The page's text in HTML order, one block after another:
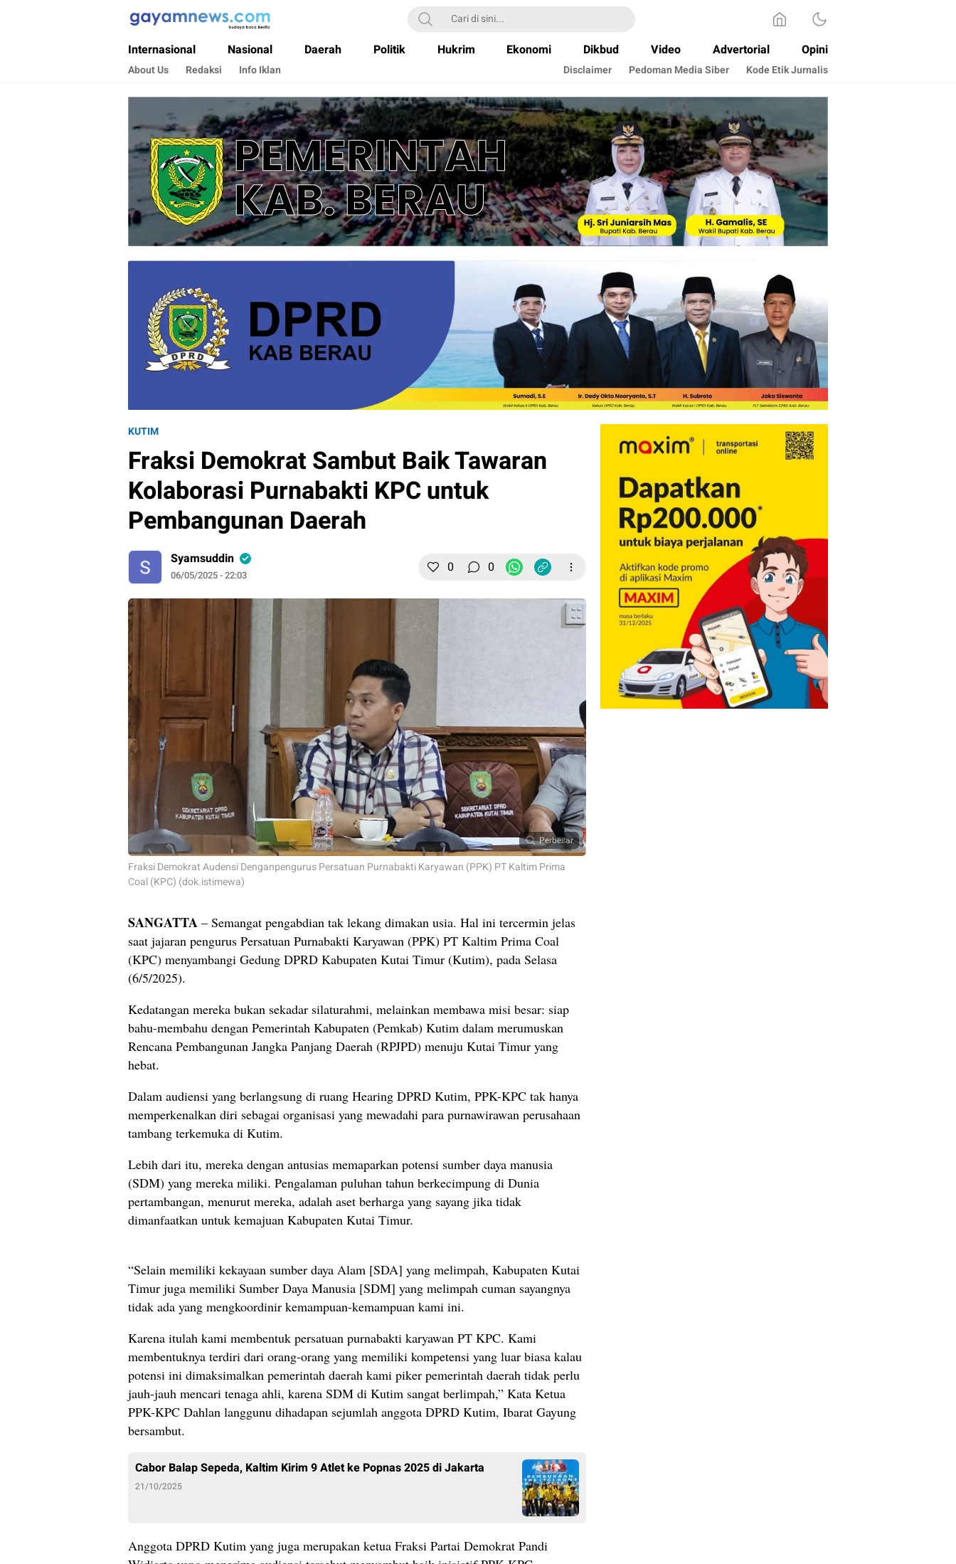
Gayamnews.com
Budaya Baca Berita
Internasional Nasional Daerah Politik Hukrim Ekonomi Dikbud Video Advertorial Opini
About Us Redaksi Info Iklan Disclaimer Pedoman Media Siber Kode Etik Jurnalis
KUTIM
Fraksi Demokrat Sambut Baik Tawaran
Kolaborasi Purnabakti KPC untuk
Pembangunan Daerah
Syamsuddin
06/05/2025 - 22:03 0 0
Perbesar
Fraksi Demokrat Audensi Denganpengurus Persatuan Purnabakti Karyawan (PPK) PT Kaltim Prima
Coal (KPC) (dok.istimewa)
SANGATTA – Semangat pengabdian tak lekang dimakan usia. Hal ini tercermin jelas
saat jajaran pengurus Persatuan Purnabakti Karyawan (PPK) PT Kaltim Prima Coal
(KPC) menyambangi Gedung DPRD Kabupaten Kutai Timur (Kutim), pada Selasa
(6/5/2025).
Kedatangan mereka bukan sekadar silaturahmi, melainkan membawa misi besar: siap
bahu-membahu dengan Pemerintah Kabupaten (Pemkab) Kutim dalam merumuskan
Rencana Pembangunan Jangka Panjang Daerah (RPJPD) menuju Kutai Timur yang
hebat.
Dalam audiensi yang berlangsung di ruang Hearing DPRD Kutim, PPK-KPC tak hanya
memperkenalkan diri sebagai organisasi yang mewadahi para purnawirawan perusahaan
tambang terkemuka di Kutim.
Lebih dari itu, mereka dengan antusias memaparkan potensi sumber daya manusia
(SDM) yang mereka miliki. Pengalaman puluhan tahun berkecimpung di Dunia
pertambangan, menurut mereka, adalah aset berharga yang sayang jika tidak
dimanfaatkan untuk kemajuan Kabupaten Kutai Timur.
“Selain memiliki kekayaan sumber daya Alam [SDA] yang melimpah, Kabupaten Kutai
Timur juga memiliki Sumber Daya Manusia [SDM] yang melimpah cuman sayangnya
tidak ada yang mengkoordinir kemampuan-kemampuan kami ini.
Karena itulah kami membentuk persatuan purnabakti karyawan PT KPC. Kami
membentuknya terdiri dari orang-orang yang memiliki kompetensi yang luar biasa kalau
potensi ini dimaksimalkan pemerintah daerah kami piker pemerintah daerah tidak perlu
jauh-jauh mencari tenaga ahli, karena SDM di Kutim sangat berlimpah,” Kata Ketua
PPK-KPC Dahlan langgunu dihadapan sejumlah anggota DPRD Kutim, Ibarat Gayung
bersambut.
Cabor Balap Sepeda, Kaltim Kirim 9 Atlet ke Popnas 2025 di Jakarta
21/10/2025
Anggota DPRD Kutim yang juga merupakan ketua Fraksi Partai Demokrat Pandi